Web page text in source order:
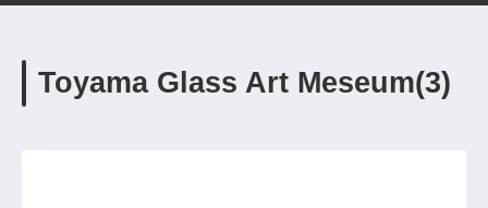
Toyama Glass Art Meseum(3)